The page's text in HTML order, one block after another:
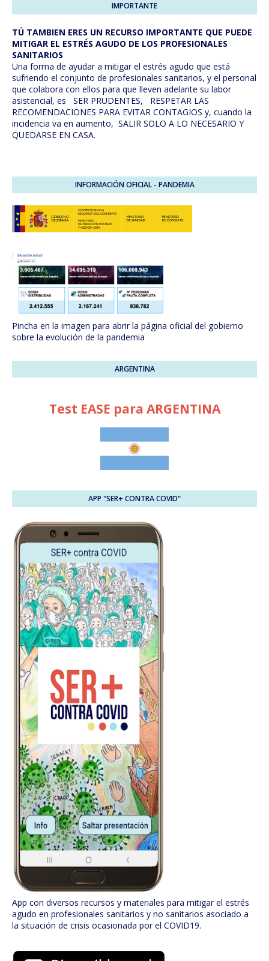
IMPORTANTE
TÚ TAMBIEN ERES UN RECURSO IMPORTANTE QUE PUEDE
MITIGAR EL ESTRÉS AGUDO DE LOS PROFESIONALES
SANITARIOS
Una forma de ayudar a mitigar el estrés agudo que está
sufriendo el conjunto de profesionales sanitarios, y el personal
que colabora con ellos para que lleven adelante su labor
asistencial, es SER PRUDENTES, RESPETAR LAS
RECOMENDACIONES PARA EVITAR CONTAGIOS y, cuando la
incidencia va en aumento, SALIR SOLO A LO NECESARIO Y
QUEDARSE EN CASA.
INFORMACIÓN OFICIAL - PANDEMIA
Pincha en la imagen para abrir la página oficial del gobierno
sobre la evolución de la pandemia
ARGENTINA
Test EASE para ARGENTINA
APP "SER+ CONTRA COVID"
App con diversos recursos y materiales para mitigar el estrés
agudo en profesionales sanitarios y no sanitarios asociado a
la situación de crisis ocasionada por el COVID19.